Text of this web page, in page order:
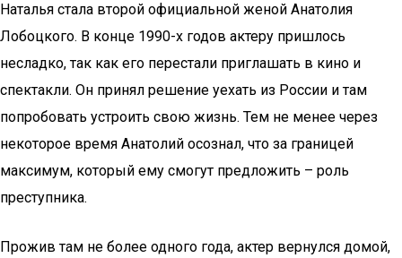
Наталья стала второй официальной женой Анатолия
Лобоцкого. В конце 1990-х годов актеру пришлось
несладко, так как его перестали приглашать в кино и
спектакли. Он принял решение уехать из России и там
попробовать устроить свою жизнь. Тем не менее через
некоторое время Анатолий осознал, что за границей
максимум, который ему смогут предложить – роль
преступника.
Прожив там не более одного года, актер вернулся домой,